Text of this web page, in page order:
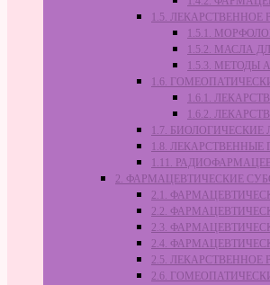
1.5.
1.5.1.
1.5.2. МАСЛА
1.5.3.
1.6.
1.6.1.
1.6.2.
1.7.
1.8.
1.11.
2. ФАРМАЦЕВТИЧЕСКИЕ
2.1.
2.2.
2.3.
2.4.
2.5. ЛЕКАРСТВЕННОЕ
2.6.